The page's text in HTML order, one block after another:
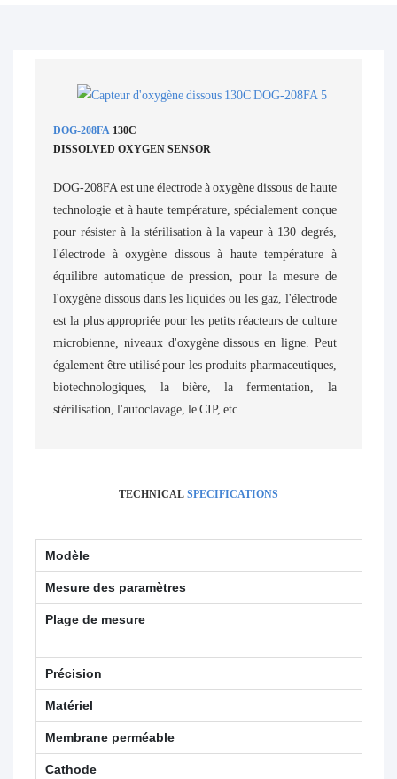
DOG-208FA 130C
DISSOLVED OXYGEN SENSOR
DOG-208FA est une électrode à oxygène dissous de haute
technologie et à haute température, spécialement conçue
pour résister à la stérilisation à la vapeur à 130 degrés,
l'électrode à oxygène dissous à haute température à
équilibre automatique de pression, pour la mesure de
l'oxygène dissous dans les liquides ou les gaz, l'électrode
est la plus appropriée pour les petits réacteurs de culture
microbienne, niveaux d'oxygène dissous en ligne. Peut
également être utilisé pour les produits pharmaceutiques,
biotechnologiques, la bière, la fermentation, la
stérilisation, l'autoclavage, le CIP, etc.
TECHNICAL SPECIFICATIONS
Modèle
Mesure des paramètres
Plage de mesure
Précision
Matériel
Membrane perméable
Cathode